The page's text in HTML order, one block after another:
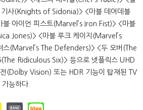
사(Knights of Sidonia)> <마블 데어데블
아이언 피스트(Marvel’s Iron Fist)> <마블
Jones)> <마블 루크 케이지(Marvel’s
스(Marvel’s The Defenders)> <두 오버(The
Ridiculous Six)> 등으로 넷플릭스 UHD
(Dolby Vision) 또는 HDR 기능이 탑재된 TV
능하다.